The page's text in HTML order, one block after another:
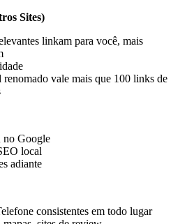
Sites)
linkam para você, mais
vale mais que 100 links de
no Google
local
adiante
consistentes em todo lugar